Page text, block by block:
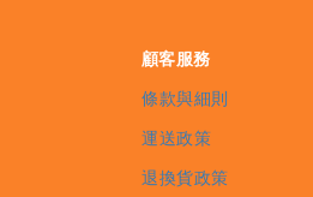
顧客服務
條款與細則
運送政策
退換貨政策